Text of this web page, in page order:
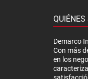
Demarco
Con más
en los